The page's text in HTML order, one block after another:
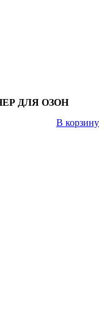
ДЛЯ ОЗОН
В корзину